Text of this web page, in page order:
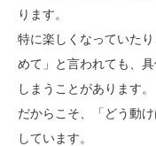
ります。
特に楽しくなっていた
めて」と言われても、
しまうことがあります。
だからこそ、「どう動
しています。